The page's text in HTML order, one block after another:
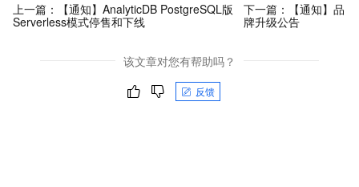
上一篇：
【通知】AnalyticDB PostgreSQL版
Serverless模式停售和下线
下一篇：
【通知】品
牌升级公告
该文章对您有帮助吗？
反馈